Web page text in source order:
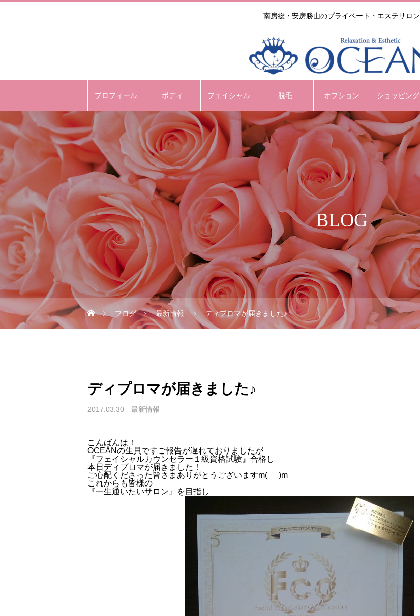
南房総・安房勝山のプライベート・エステサロン
プロフィール ボディ フェイシャル 脱毛 オプション ショッピング
BLOG
ブログ 最新情報 ディプロマが届きました♪
ディプロマが届きました♪
2017.03.30 最新情報
こんばんは！
OCEANの生貝ですご報告が遅れておりましたが
『フェイシャルカウンセラー１級資格試験』合格し
本日ディプロマが届きました！
ご心配くださった皆さまありがとうございますm(_ _)m
これからも皆様の
『一生通いたいサロン』を目指し